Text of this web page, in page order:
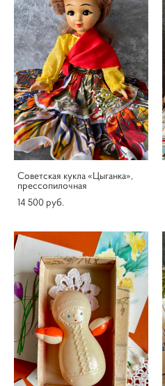
Советская кукла «Цыганка»,
прессопилочная
14 500 pуб.